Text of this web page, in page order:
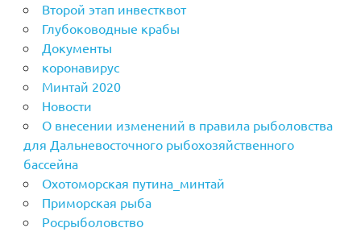
Второй этап инвестквот
Глубоководные крабы
Документы
коронавирус
Минтай 2020
Новости
О внесении изменений в правила рыболовства
для Дальневосточного рыбохозяйственного
бассейна
Охотоморская путина_минтай
Приморская рыба
Росрыболовство